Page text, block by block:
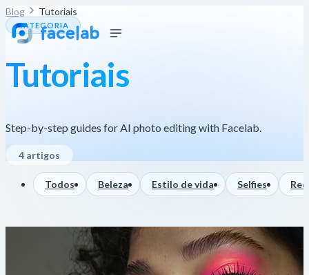
Blog Tutoriais
CATEGORIA
Tutoriais
Step-by-step guides for AI photo editing with Facelab.
4 artigos
Todos Beleza Estilo de vida Selfies